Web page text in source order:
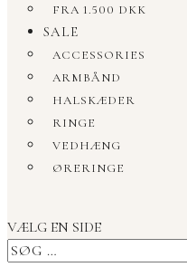
FRA 1.500 DKK
SALE
ACCESSORIES
ARMBÅND
HALSKÆDER
RINGE
VEDHÆNG
ØRERINGE
VÆLG EN SIDE